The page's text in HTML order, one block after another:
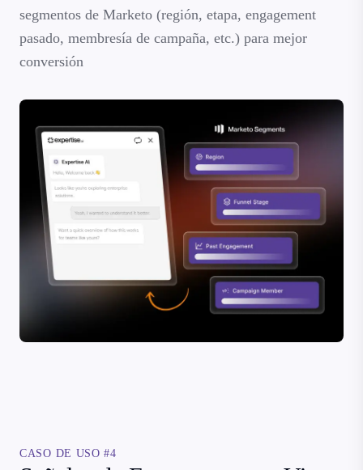
segmentos de Marketo (región, etapa, engagement
pasado, membresía de campaña, etc.) para mejor
conversión
CASO DE USO #4